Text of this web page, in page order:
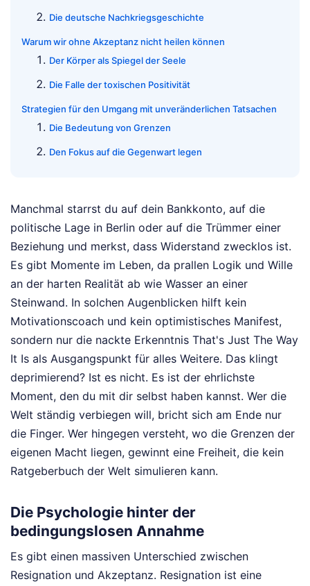
Die deutsche Nachkriegsgeschichte
Warum wir ohne Akzeptanz nicht heilen können
Der Körper als Spiegel der Seele
Die Falle der toxischen Positivität
Strategien für den Umgang mit unveränderlichen Tatsachen
Die Bedeutung von Grenzen
Den Fokus auf die Gegenwart legen
Manchmal starrst du auf dein Bankkonto, auf die
politische Lage in Berlin oder auf die Trümmer einer
Beziehung und merkst, dass Widerstand zwecklos ist.
Es gibt Momente im Leben, da prallen Logik und Wille
an der harten Realität ab wie Wasser an einer
Steinwand. In solchen Augenblicken hilft kein
Motivationscoach und kein optimistisches Manifest,
sondern nur die nackte Erkenntnis That's Just The Way
It Is als Ausgangspunkt für alles Weitere. Das klingt
deprimierend? Ist es nicht. Es ist der ehrlichste
Moment, den du mit dir selbst haben kannst. Wer die
Welt ständig verbiegen will, bricht sich am Ende nur
die Finger. Wer hingegen versteht, wo die Grenzen der
eigenen Macht liegen, gewinnt eine Freiheit, die kein
Ratgeberbuch der Welt simulieren kann.
Die Psychologie hinter der
bedingungslosen Annahme
Es gibt einen massiven Unterschied zwischen
Resignation und Akzeptanz. Resignation ist eine